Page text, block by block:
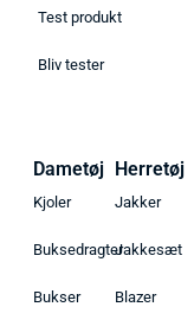
Test produkt
Bliv tester
Dametøj
Kjoler
Buksedragter
Bukser
Herretøj
Jakker
Jakkesæt
Blazer